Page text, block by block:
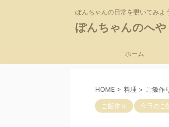
ぽんちゃんの日常を覗いてみよ
ぽんちゃんのへや
ホーム
HOME > 料理 > ご飯作
ご飯作り 今日のご